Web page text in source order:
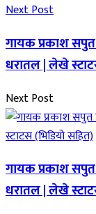
Next Post
गायक प्रकाश
धरातल | लेखे
Next Post
गायक प्रकाश
धरातल | लेखे